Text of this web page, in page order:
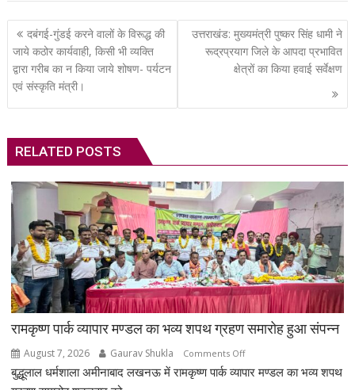
Post
navigation
दबंगई-गुंडई करने वालों के विरूद्ध की
जाये कठोर कार्यवाही, किसी भी व्यक्ति
द्वारा गरीब का न किया जाये शोषण- पर्यटन
एवं संस्कृति मंत्री।
उत्तराखंड: मुख्यमंत्री पुष्कर सिंह धामी ने
रूद्रप्रयाग जिले के आपदा प्रभावित
क्षेत्रों का किया हवाई सर्वेक्षण
RELATED POSTS
रामकृष्ण पार्क व्यापार मण्डल का भव्य शपथ ग्रहण समारोह हुआ संपन्न
August 7, 2026 Gaurav Shukla Comments Offon
रामकृष्ण
बुद्धूलाल धर्मशाला अमीनाबाद लखनऊ में रामकृष्ण पार्क व्यापार मण्डल का भव्य शपथ